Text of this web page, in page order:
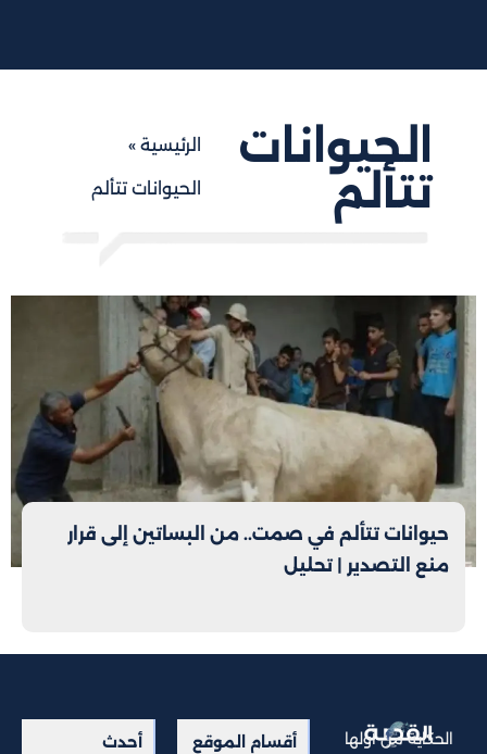
الحيوانات
تتألم
الرئيسية »
الحيوانات تتألم
حيوانات تتألم في صمت.. من البساتين إلى قرار
منع التصدير | تحليل
الحكاية من أولها أقسام الموقع أحدث